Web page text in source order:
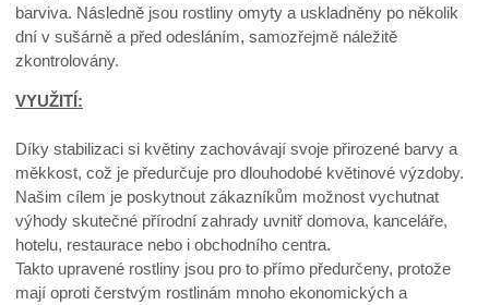
barviva. Následně jsou rostliny omyty a uskladněny po několik
dní v sušárně a před odesláním, samozřejmě náležitě
zkontrolovány.
VYUŽITÍ:
Díky stabilizaci si květiny zachovávají svoje přirozené barvy a
měkkost, což je předurčuje pro dlouhodobé květinové výzdoby.
Našim cílem je poskytnout zákazníkům možnost vychutnat
výhody skutečné přírodní zahrady uvnitř domova, kanceláře,
hotelu, restaurace nebo i obchodního centra.
Takto upravené rostliny jsou pro to přímo předurčeny, protože
mají oproti čerstvým rostlinám mnoho ekonomických a